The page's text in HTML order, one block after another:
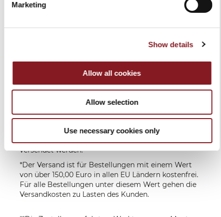
Marketing
Show details
Allow all cookies
Allow selection
Use necessary cookies only
Europa
Lieferung in 6 -
nach
**
Ausserhalb
Zu Lasten des
Zahlungseingang.
Für exklusivere Produkte wie manuelle Volano-
Lieferzeiten variieren und werden nach
Zahlungseingang mitgeteilt.
Wir senden Ihnen eine E-Mail, wenn Ihre Artikel
versendet werden.
*Der Versand ist für Bestellungen mit einem Wert
von über 150,00 Euro in allen EU Ländern kostenfrei.
Für alle Bestellungen unter diesem Wert gehen die
Versandkosten zu Lasten des Kunden.